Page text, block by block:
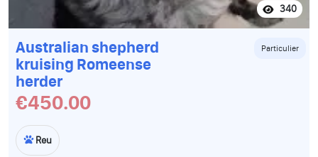
medische in orde. Heeft u intresse in een pup of vragen
dan mag u altijd contact opnemen. Langs komen mag ook
altijd en is vrijblijvend... Een pup kost totaal 1750€.
340
Australian shepherd
kruising Romeense
herder
Particulier
€450.00
Reu